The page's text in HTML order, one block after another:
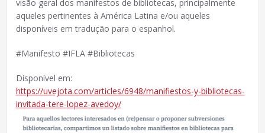
visão geral dos manifestos de bibliotecas, principalmente
aqueles pertinentes à América Latina e/ou aqueles
disponíveis em tradução para o espanhol.
#Manifesto #IFLA #Bibliotecas
Disponível em:
https://uvejota.com/articles/6948/manifiestos-y-bibliotecas-
invitada-tere-lopez-avedoy/